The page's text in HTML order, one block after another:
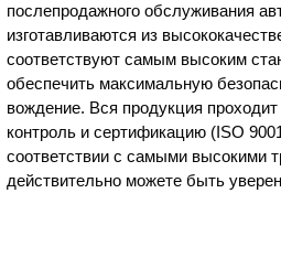
послепродажного обслуживания
изготавливаются из
соответствуют самым высоким
обеспечить максимальную
вождение. Вся продукция
контроль и сертификацию (ISO
соответствии с самыми высокими
действительно можете быть